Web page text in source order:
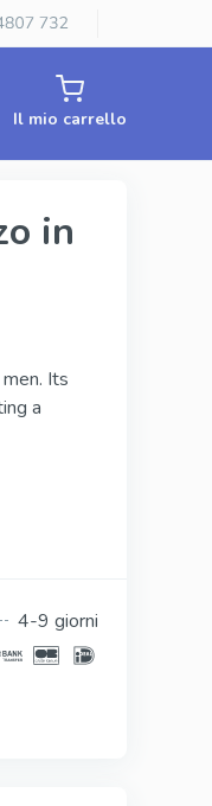
Il mio carrello
in
Its
a
4-9 giorni